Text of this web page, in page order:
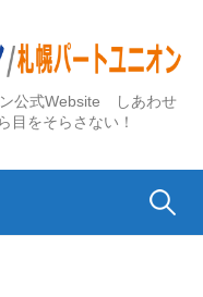
公式Website しあわせ
をそらさない！
検